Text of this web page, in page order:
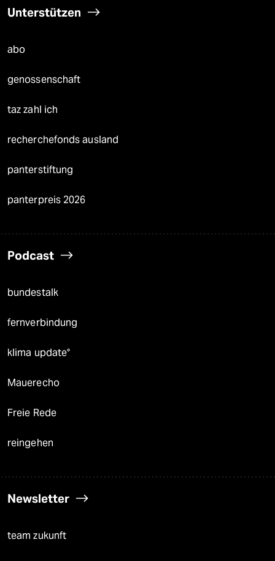
Unterstützen
abo
genossenschaft
taz zahl ich
recherchefonds ausland
panterstiftung
panterpreis 2026
Podcast
bundestalk
fernverbindung
klima update°
Mauerecho
Freie Rede
reingehen
Newsletter
team zukunft